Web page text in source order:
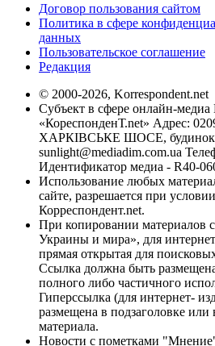
Договор пользования сайтом
Политика в сфере
данных
Пользовательское соглашение
Редакция
© 2000-2026, Korrespondent.net
Субъект в сфере онлайн-
«КореспонденТ.net» Адрес:
ХАРКІВСЬКЕ ШОСЕ, будинок
sunlight@mediadim.com.ua
Идентификатор медиа - R40-
Использование любых
сайте, разрешается при
Корреспондент.net.
При копировании материалов
Украины и мира», для
прямая открытая для
Ссылка должна быть
полного либо частичного
Гиперссылка (для интернет-
размещена в подзаголовке или
материала.
Новости с пометками